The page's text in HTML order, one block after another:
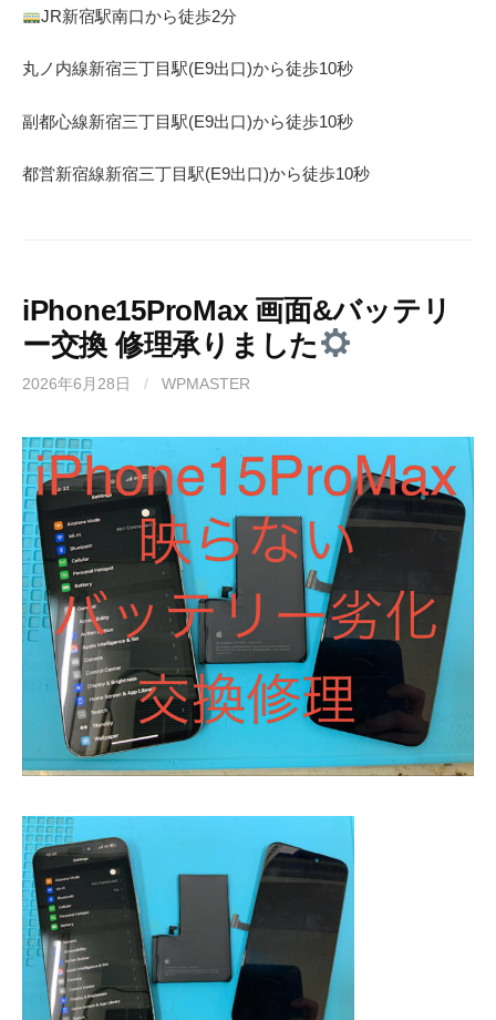
JR新宿駅南口から徒歩2分
丸ノ内線新宿三丁目駅(E9出口)から徒歩10秒
副都心線新宿三丁目駅(E9出口)から徒歩10秒
都営新宿線新宿三丁目駅(E9出口)から徒歩10秒
iPhone15ProMax 画面&バッテリ
ー交換 修理承りました
2026年6月28日 / WPMASTER